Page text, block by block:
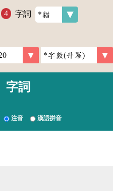
字詞
字詞
注音 漢語拼音